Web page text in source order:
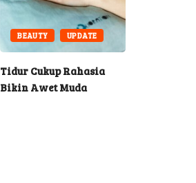
BEAUTY UPDATE
Tidur Cukup Rahasia
Bikin Awet Muda